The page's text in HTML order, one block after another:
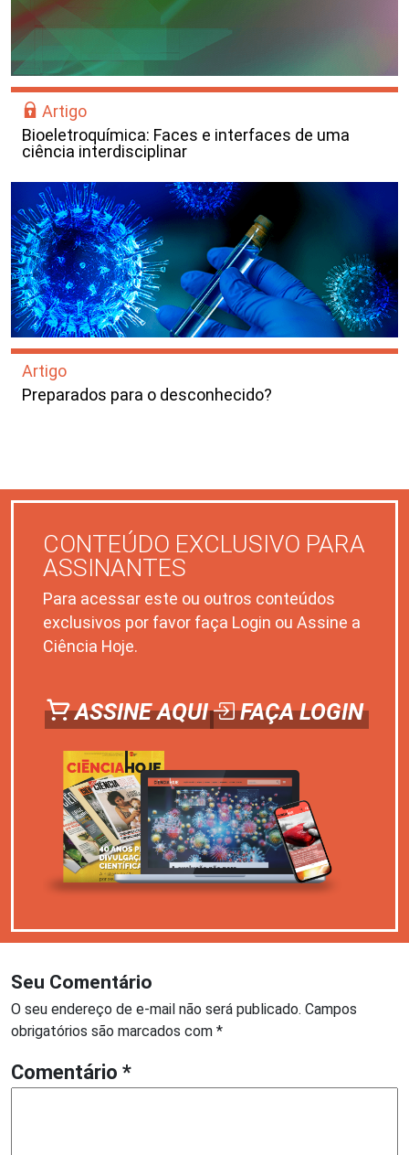
Artigo
Bioeletroquímica: Faces e interfaces de uma
ciência interdisciplinar
Artigo
Preparados para o desconhecido?
CONTEÚDO EXCLUSIVO PARA
ASSINANTES
Para acessar este ou outros conteúdos
exclusivos por favor faça Login ou Assine a
Ciência Hoje.
ASSINE AQUI FAÇA LOGIN
Seu Comentário
O seu endereço de e-mail não será publicado. Campos
obrigatórios são marcados com *
Comentário *